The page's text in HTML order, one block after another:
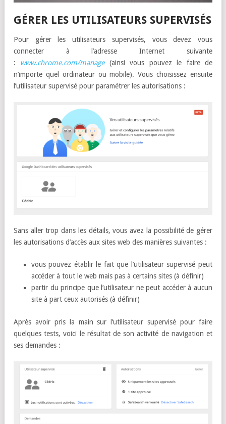
GÉRER LES UTILISATEURS SUPERVISÉS
Pour gérer les utilisateurs supervisés, vous devez vous
connecter à l’adresse Internet suivante
: www.chrome.com/manage(ainsi vous pouvez le faire de
n’importe quel ordinateur ou mobile). Vous choisissez ensuite
l’utilisateur supervisé pour paramétrer les autorisations :
Sans aller trop dans les détails, vous avez la possibilité de gérer
les autorisations d’accès aux sites web des manières suivantes :
vous pouvez établir le fait que l’utilisateur supervisé peut
accéder à tout le web mais pas à certains sites (à définir)
partir du principe que l’utilisateur ne peut accéder à aucun
site à part ceux autorisés (à définir)
Après avoir pris la main sur l’utilisateur supervisé pour faire
quelques tests, voici le résultat de son activité de navigation et
ses demandes :